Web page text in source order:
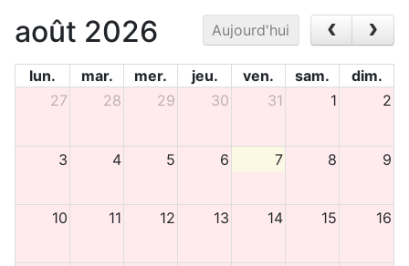
août 2026 Aujourd'hui
lun. mar. mer. jeu. ven. sam.
dim.
27
28 29 30 31 1 2
3 4 5 6 7 8 9
10 11 12 13 14 15 16